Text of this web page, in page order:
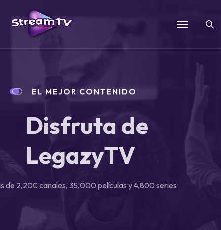
EL MEJOR CONTENIDO
Disfruta de
LegazyTV
Con más de 2,200 canales, 35,000 películas y 4,800 series